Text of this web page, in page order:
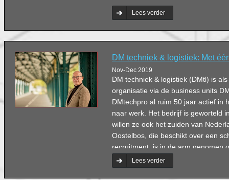
Lees verder
DM techniek & logistiek: Met
Nov-Dec 2019
DM techniek & logistiek (DMtl) is
organisatie via de business units
DMtechpro al ruim 50 jaar actief in
naar werk. Het bedrijf is geworteld
willen ze ook het zuiden van
Oostelbos, die beschikt over een
recruitment, is in de arm genomen
nemen.Lees verder